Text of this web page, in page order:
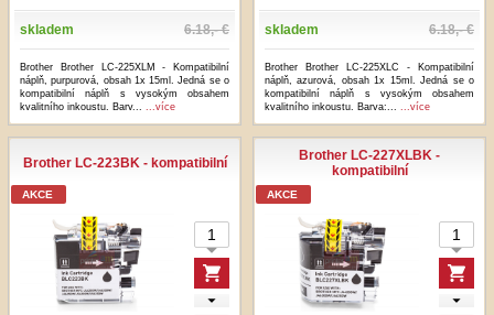
skladem 6.18,- €
Brother Brother LC-225XLM - Kompatibilní
náplň, purpurová, obsah 1x 15ml. Jedná se o
kompatibilní náplň s vysokým obsahem
kvalitního inkoustu. Barv...
...více
skladem 6.18,- €
Brother Brother LC-225XLC - Kompatibilní
náplň, azurová, obsah 1x 15ml. Jedná se o
kompatibilní náplň s vysokým obsahem
kvalitního inkoustu. Barva:...
...více
Brother LC-223BK - kompatibilní
AKCE
Brother LC-227XLBK -
kompatibilní
AKCE